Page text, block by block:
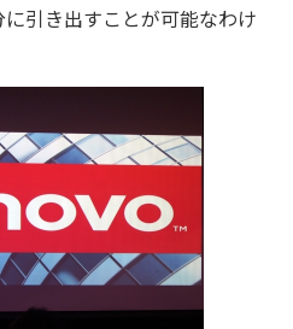
引き出すことが可能なわけ